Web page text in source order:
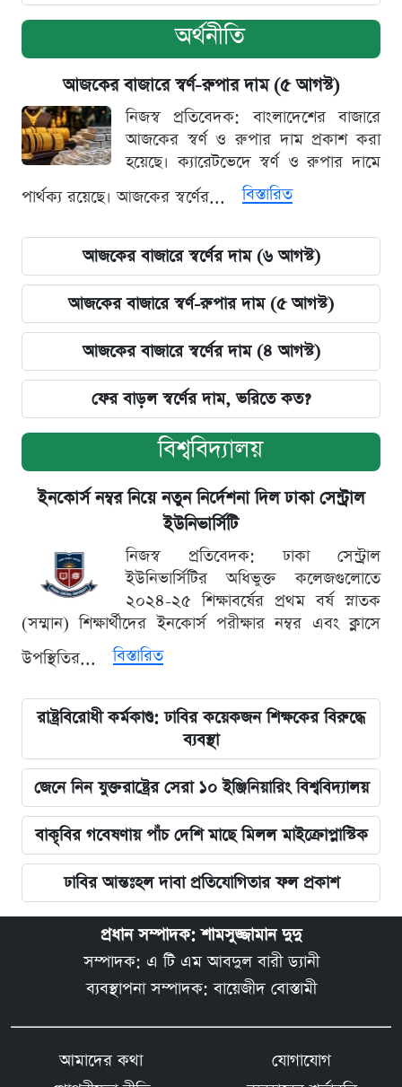
অর্থনীতি
আজকের বাজারে স্বর্ণ-রুপার দাম (৫ আগস্ট)
নিজস্ব প্রতিবেদক: বাংলাদেশের বাজারে
আজকের স্বর্ণ ও রুপার দাম প্রকাশ করা
হয়েছে। ক্যারেটভেদে স্বর্ণ ও রুপার দামে
পার্থক্য রয়েছে। আজকের স্বর্ণের...
বিস্তারিত
আজকের বাজারে স্বর্ণের দাম (৬ আগস্ট)
আজকের বাজারে স্বর্ণ-রুপার দাম (৫ আগস্ট)
আজকের বাজারে স্বর্ণের দাম (৪ আগস্ট)
ফের বাড়ল স্বর্ণের দাম, ভরিতে কত?
বিশ্ববিদ্যালয়
ইনকোর্স নম্বর নিয়ে নতুন নির্দেশনা দিল ঢাকা সেন্ট্রাল
ইউনিভার্সিটি
নিজস্ব প্রতিবেদক: ঢাকা সেন্ট্রাল
ইউনিভার্সিটির অধিভুক্ত কলেজগুলোতে
২০২৪-২৫ শিক্ষাবর্ষের প্রথম বর্ষ স্নাতক
(সম্মান) শিক্ষার্থীদের ইনকোর্স পরীক্ষার নম্বর এবং ক্লাসে
উপস্থিতির...
বিস্তারিত
রাষ্ট্রবিরোধী কর্মকাণ্ড: ঢাবির কয়েকজন শিক্ষকের বিরুদ্ধে
ব্যবস্থা
জেনে নিন যুক্তরাষ্ট্রের সেরা ১০ ইঞ্জিনিয়ারিং বিশ্ববিদ্যালয়
বাকৃবির গবেষণায় পাঁচ দেশি মাছে মিলল মাইক্রোপ্লাস্টিক
ঢাবির আন্তঃহল দাবা প্রতিযোগিতার ফল প্রকাশ
প্রধান সম্পাদক: শামসুজ্জামান দুদু
সম্পাদক: এ টি এম আবদুল বারী ড্যানী
ব্যবস্থাপনা সম্পাদক: বায়েজীদ বোস্তামী
আমাদের কথা
যোগাযোগ